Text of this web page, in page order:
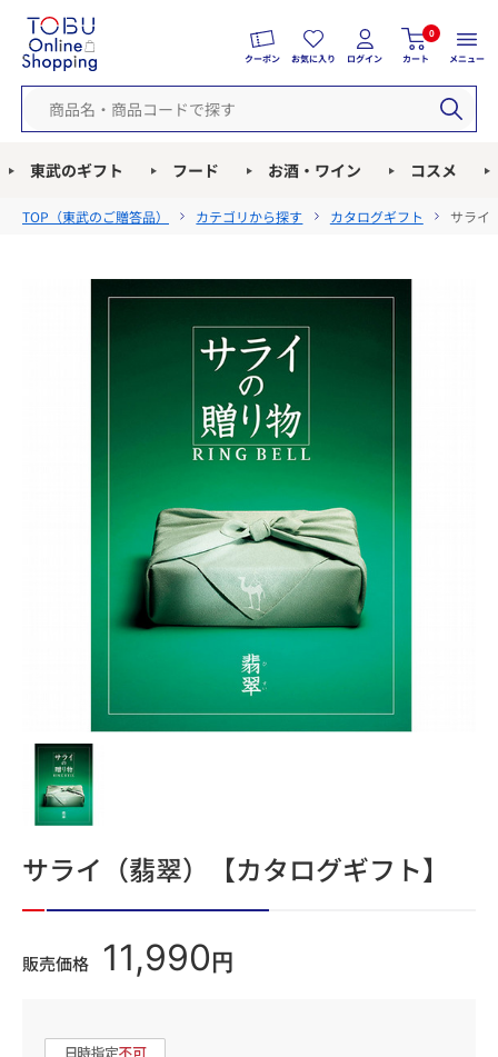
クーポン お気に入り ログイン
0
カート メニュー
東武のギフト フード お酒・ワイン コスメ
TOP（東武のご贈答品） カテゴリから探す カタログギフト サライ
サライ（翡翠）【カタログギフト】
販売価格 11,990 円